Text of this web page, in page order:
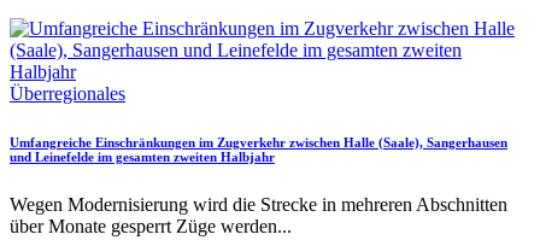
Überregionales
Umfangreiche Einschränkungen im Zugverkehr zwischen Halle (Saale), Sangerhausen
und Leinefelde im gesamten zweiten Halbjahr
Wegen Modernisierung wird die Strecke in mehreren Abschnitten
über Monate gesperrt Züge werden...